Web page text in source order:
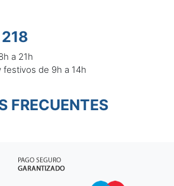
a 21h
festivos de 9h a 14h
FRECUENTES